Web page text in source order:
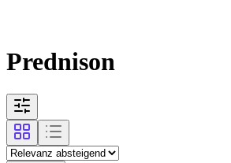
Prednison